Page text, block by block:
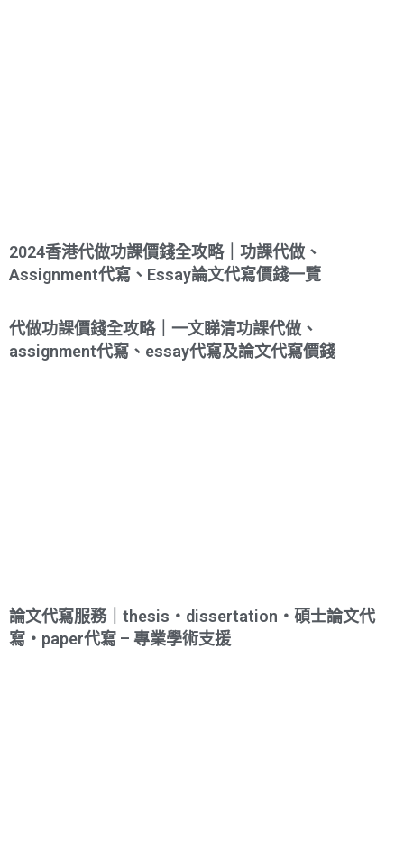
2024香港代做功課價錢全攻略｜功課代做、
Assignment代寫、Essay論文代寫價錢一覽
代做功課價錢全攻略｜一文睇清功課代做、
assignment代寫、essay代寫及論文代寫價錢
論文代寫服務｜thesis・dissertation・碩士論文代
寫・paper代寫 – 專業學術支援